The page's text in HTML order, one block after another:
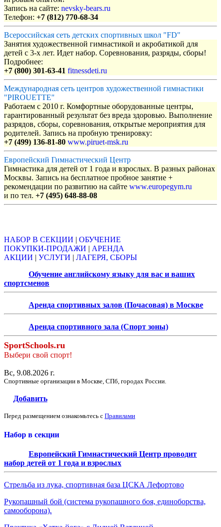
Запись на сайте: nevsky-bears.ru
Телефон: +7 (812) 770-68-34
Всероссийская сеть детских спортивных школ "FD"
Занятия художественной гимнастикой и акробатикой для
детей с 3-х лет. Идет набор. Соревнования, разряды, сборы!
Подробнее:
+7 (800) 301-63-41 fitnessdeti.ru
Международная сеть центров художественной гимнастики
"PIROUETTE"
Работаем с 2010 г. Комфортные оборудованные центры,
гарантированный результат без вреда здоровью. Выполнение
разрядов, сборы, соревнования, открытые мероприятия для
родителей. Запись на пробную тренировку:
+7 (499) 136-81-80 www.piruet-msk.ru
Европейский Гимнастический Центр
Гимнастика для детей от 1 года и взрослых. В разных районах
Москвы. Запись на бесплатное пробное занятие +
рекомендации по развитию на сайте www.europegym.ru
и по тел. +7 (495) 648-88-08
НАБОР В СЕКЦИИ | ОБУЧЕНИЕ
ПОКУПКИ-ПРОДАЖИ | АРЕНДА
АКЦИИ | УСЛУГИ | ЛАГЕРЯ, СБОРЫ
Обучение английскому языку для вас и ваших
спортсменов
Аренда спортивных залов (Почасовая) в Москве
Аренда спортивного зала (Спорт зоны)
SportSchools.ru
Выбери свой спорт!
Вс, 9.08.2026 г.
Спортивные организации в Москве, СПб, городах России.
Добавить
Перед размещением ознакомьтесь с Правилами
Набор в секции
Европейский Гимнастический Центр проводит
набор детей от 1 года и взрослых
Стрельба из лука, спортивная база ЦСКА Лефортово
Рукопашный бой (система рукопашного боя, единоборства,
самооборона).